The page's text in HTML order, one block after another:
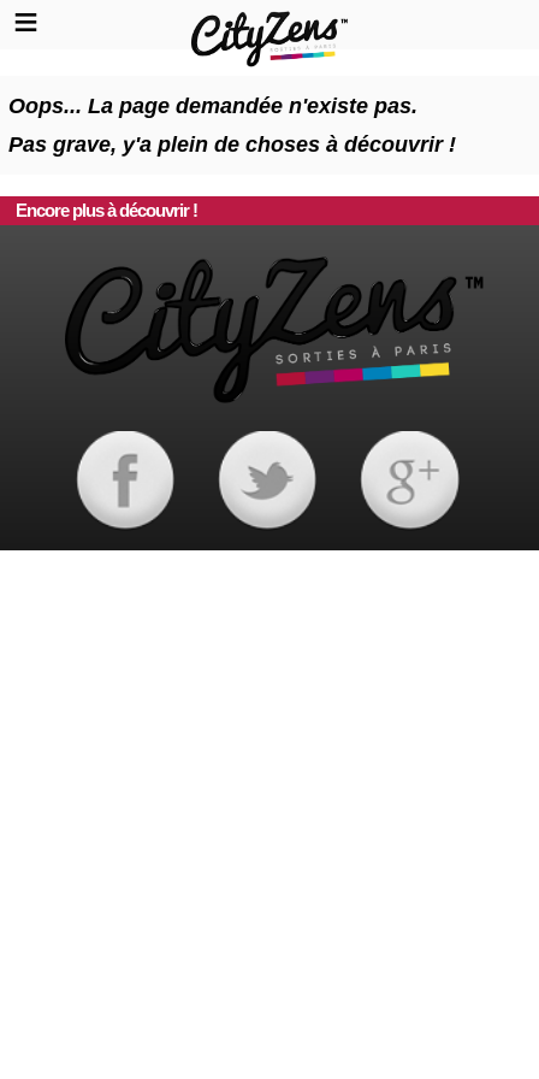
Oops... La page demandée n'existe pas.
Pas grave, y'a plein de choses à découvrir !
Encore plus à découvrir !